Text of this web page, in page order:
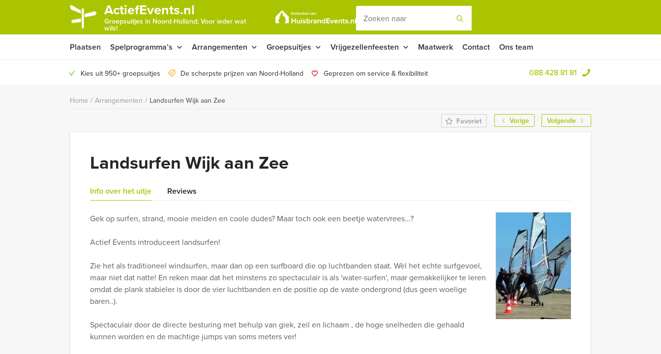
ActiefEvents.nl
Groepsuitjes in Noord-Holland; Voor ieder wat
wils!
Plaatsen Spelprogramma’s Arrangementen Groepsuitjes Vrijgezellenfeesten Maatwerk Contact Ons team
Kies uit 950+ groepsuitjes De scherpste prijzen van Noord-Holland Geprezen om service & flexibiliteit 088 428 81 81
Home / Arrangementen / Landsurfen Wijk aan Zee
Vorige Volgende
Favoriet
Landsurfen Wijk aan Zee
Info over het uitje Reviews
Gek op surfen, strand, mooie meiden en coole dudes? Maar toch ook een beetje watervrees…?
Actief Events introduceert landsurfen!
Zie het als traditioneel windsurfen, maar dan op een surfboard die op luchtbanden staat. Wèl het echte surfgevoel,
maar niet dat natte! En reken maar dat het minstens zo spectaculair is als 'water-surfen', maar gemakkelijker te leren
omdat de plank stabieler is door de vier luchtbanden en de positie op de vaste ondergrond (dus geen woelige
baren..).
Spectaculair door de directe besturing met behulp van giek, zeil en lichaam , de hoge snelheden die gehaald
kunnen worden en de machtige jumps van soms meters ver!